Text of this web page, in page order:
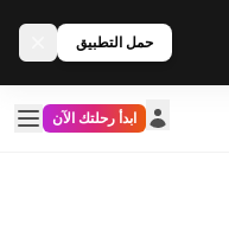
حمل التطبيق
ابدأ رحلتك الآن